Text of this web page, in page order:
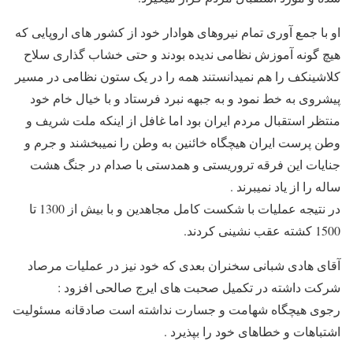
او با جمع آوری تمام نیروهای هوادار خود از کشور های اروپایی که
هیچ گونه آموزش نظامی ندیده بودند و حتی خشاب گذاری سلاح
کلاشینکف را هم نمیدانستند همه را در یک ستون نظامی در مسیر
پیشروی به خط نمود و به جبهه نبرد فرستاد و با خیال خام خود
منتظر استقبال مردم ایران بود اما غافل از اینکه ملت شریف و
وطن پرست ایران هیچگاه خائنین به وطن را نمیبخشند و جرم و
جنایات این فرقه تروریستی و همدستی با صدام در جنگ هشت
ساله را از یاد نمیبرند .
در نتیجه عملیات با شکست کامل مجاهدین و با بیش از 1300 تا
1500 کشته عقب نشینی کردند.
آقای هادی شبانی سخنران بعدی که خود نیز در عملیات مرصاد
شرکت داشته در تکمیل صحبت های ایرج صالحی افزود :
رجوی هیچگاه شهامت و جسارت نداشته است صادقانه مسئولیت
اشتباهات و خطاهای خود را بپذیرد .